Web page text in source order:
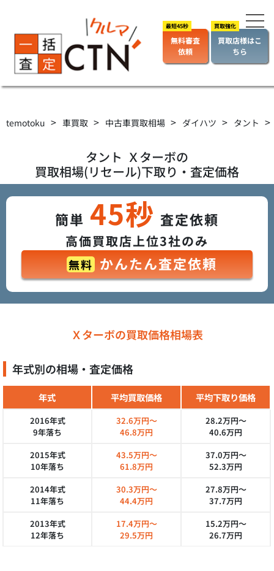
無料審査
依頼
買取店様はこ
ちら
temotoku > 車買取 > 中古車買取相場 > ダイハツ > タント >
タント Ｘターボの
買取相場(リセール)下取り・査定価格
簡単 45秒 査定依頼
高価買取店上位3社のみ
無料 かんたん査定依頼
Ｘターボの買取価格相場表
年式別の相場・査定価格
年式 平均買取価格 平均下取り価格
2016年式
9年落ち
32.6万円～
46.8万円
28.2万円～
40.6万円
2015年式
10年落ち
43.5万円～
61.8万円
37.0万円～
52.3万円
2014年式
11年落ち
30.3万円～
44.4万円
27.8万円～
37.7万円
2013年式
12年落ち
17.4万円～
29.5万円
15.2万円～
26.7万円